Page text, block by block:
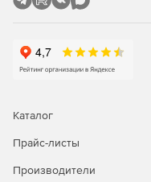
Ведение списка
Каталог
Прайс-листы
Производители